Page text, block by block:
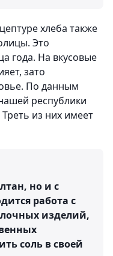
хлеба также
Это
года. На вкусовые
зато
По данным
республики
из них имеет
но и с
работа с
изделий,
соль в своей